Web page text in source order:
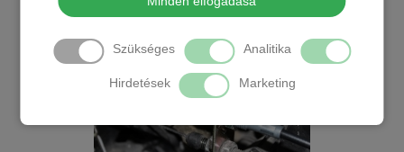
Szükséges Analitika
Hirdetések Marketing